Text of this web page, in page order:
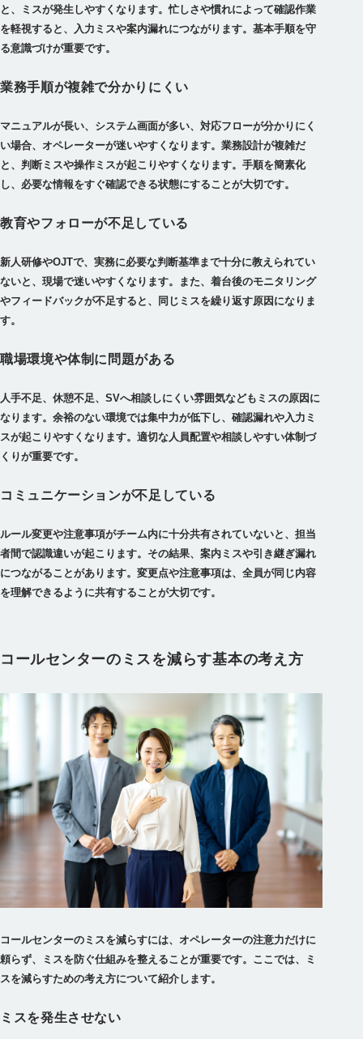
と、ミスが発生しやすくなります。忙しさや慣れによって確認作業
を軽視すると、入力ミスや案内漏れにつながります。基本手順を守
る意識づけが重要です。
業務手順が複雑で分かりにくい
マニュアルが長い、システム画面が多い、対応フローが分かりにく
い場合、オペレーターが迷いやすくなります。業務設計が複雑だ
と、判断ミスや操作ミスが起こりやすくなります。手順を簡素化
し、必要な情報をすぐ確認できる状態にすることが大切です。
教育やフォローが不足している
新人研修やOJTで、実務に必要な判断基準まで十分に教えられてい
ないと、現場で迷いやすくなります。また、着台後のモニタリング
やフィードバックが不足すると、同じミスを繰り返す原因になりま
す。
職場環境や体制に問題がある
人手不足、休憩不足、SVへ相談しにくい雰囲気などもミスの原因に
なります。余裕のない環境では集中力が低下し、確認漏れや入力ミ
スが起こりやすくなります。適切な人員配置や相談しやすい体制づ
くりが重要です。
コミュニケーションが不足している
ルール変更や注意事項がチーム内に十分共有されていないと、担当
者間で認識違いが起こります。その結果、案内ミスや引き継ぎ漏れ
につながることがあります。変更点や注意事項は、全員が同じ内容
を理解できるように共有することが大切です。
コールセンターのミスを減らす基本の考え方
コールセンターのミスを減らすには、オペレーターの注意力だけに
頼らず、ミスを防ぐ仕組みを整えることが重要です。ここでは、ミ
スを減らすための考え方について紹介します。
ミスを発生させない